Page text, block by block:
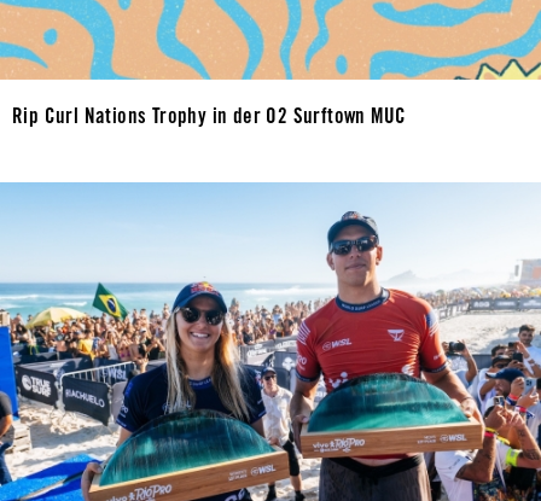
Rip Curl Nations Trophy in der O2 Surftown MUC